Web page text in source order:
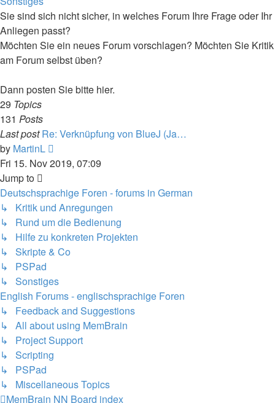
post
Sie sind sich nicht sicher, in welches Forum Ihre Frage oder Ihr
Anliegen passt?
Möchten Sie ein neues Forum vorschlagen? Möchten Sie Kritik
am Forum selbst üben?
Dann posten Sie bitte hier.
29 Topics
131 Posts
Last post Re: Verknüpfung von BlueJ (Ja…
by MartinL
the
post
Fri 15. Nov 2019, 07:09
Jump to
Deutschsprachige Foren - forums in German
↳ Kritik und Anregungen
↳ Rund um die Bedienung
↳ Hilfe zu konkreten Projekten
↳ Skripte & Co
↳ PSPad
↳ Sonstiges
English Forums - englischsprachige Foren
↳ Feedback and Suggestions
↳ All about using MemBrain
↳ Project Support
↳ Scripting
↳ PSPad
↳ Miscellaneous Topics
MemBrain NN Board index